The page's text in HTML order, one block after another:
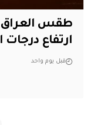
طقس
ارتفاع درجات
قبل يوم واحد